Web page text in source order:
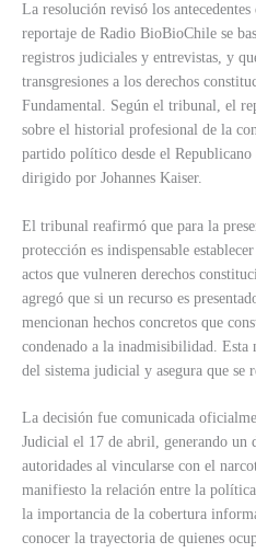
La resolución revisó los
reportaje de Radio BioBioChile se
registros judiciales y entrevistas, y
transgresiones a los derechos
Fundamental. Según el tribunal, el
sobre el historial profesional de la
partido político desde el
dirigido por Johannes Kaiser.
El tribunal reafirmó que para la
protección es indispensable
actos que vulneren derechos
agregó que si un recurso es
mencionan hechos concretos que
condenado a la inadmisibilidad. Esta
del sistema judicial y asegura que se
La decisión fue comunicada
Judicial el 17 de abril, generando un
autoridades al vincularse con el
manifiesto la relación entre la
la importancia de la cobertura
conocer la trayectoria de quienes